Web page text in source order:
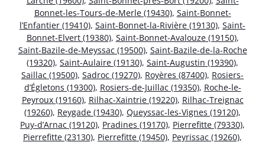
Bonnet-les-Tours-de-Merle (19430), Saint-Bonnet-
l’Enfantier (19410), Saint-Bonnet-la-Rivière (19130), Saint-
Bonnet-Elvert (19380), Saint-Bonnet-Avalouze (19150),
Saint-Bazile-de-Meyssac (19500), Saint-Bazile-de-la-Roche
(19320), Saint-Aulaire (19130), Saint-Augustin (19390),
Saillac (19500), Sadroc (19270), Royères (87400), Rosiers-
d’Égletons (19300), Rosiers-de-Juillac (19350), Roche-le-
Peyroux (19160), Rilhac-Xaintrie (19220), Rilhac-Treignac
(19260), Reygade (19430), Queyssac-les-Vignes (19120),
Puy-d’Arnac (19120), Pradines (19170), Pierrefitte (79330),
Pierrefitte (23130), Pierrefitte (19450), Peyrissac (19260),